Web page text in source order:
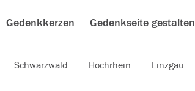
Gedenkkerzen Gedenkseite gestalten
Schwarzwald Hochrhein Linzgau